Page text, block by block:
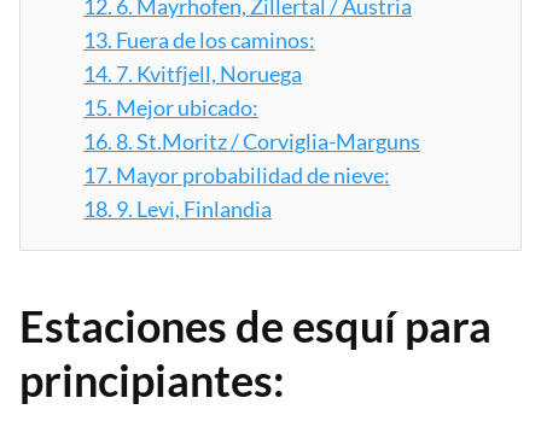
12. 6. Mayrhofen, Zillertal / Austria
13. Fuera de los caminos:
14. 7. Kvitfjell, Noruega
15. Mejor ubicado:
16.8. St.Moritz / Corviglia-Marguns
17. Mayor probabilidad de nieve:
18. 9. Levi, Finlandia
Estaciones de esquí para
principiantes: